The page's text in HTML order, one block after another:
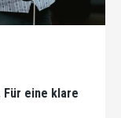
Für eine klare